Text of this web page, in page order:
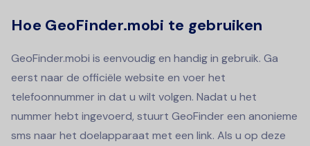
Hoe GeoFinder.mobi te gebruiken
GeoFinder.mobi is eenvoudig en handig in gebruik. Ga
eerst naar de officiële website en voer het
telefoonnummer in dat u wilt volgen. Nadat u het
nummer hebt ingevoerd, stuurt GeoFinder een anonieme
sms naar het doelapparaat met een link. Als u op deze